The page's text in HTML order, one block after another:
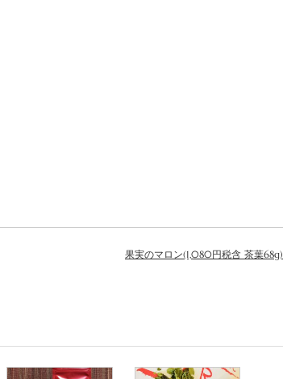
果実のマロン(1,080円税含 茶葉68g)